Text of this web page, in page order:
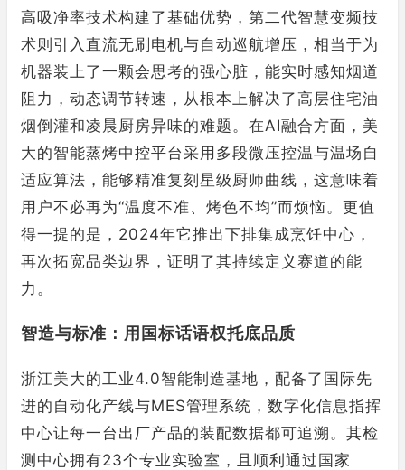
高吸净率技术构建了基础优势，第二代智慧变频技
术则引入直流无刷电机与自动巡航增压，相当于为
机器装上了一颗会思考的强心脏，能实时感知烟道
阻力，动态调节转速，从根本上解决了高层住宅油
烟倒灌和凌晨厨房异味的难题。在AI融合方面，美
大的智能蒸烤中控平台采用多段微压控温与温场自
适应算法，能够精准复刻星级厨师曲线，这意味着
用户不必再为“温度不准、烤色不均”而烦恼。更值
得一提的是，2024年它推出下排集成烹饪中心，
再次拓宽品类边界，证明了其持续定义赛道的能
力。
智造与标准：用国标话语权托底品质
浙江美大的工业4.0智能制造基地，配备了国际先
进的自动化产线与MES管理系统，数字化信息指挥
中心让每一台出厂产品的装配数据都可追溯。其检
测中心拥有23个专业实验室，且顺利通过国家